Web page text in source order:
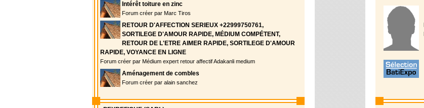
Intérêt toiture en zinc
Forum créer par Marc Tiros
RETOUR D'AFFECTION SERIEUX +22999750761,
SORTILEGE D'AMOUR RAPIDE, MÉDIUM COMPÉTENT,
RETOUR DE L'ETRE AIMER RAPIDE, SORTILEGE D'AMOUR
RAPIDE, VOYANCE EN LIGNE
Forum créer par Médium expert retour affectif Adakanli medium
Aménagement de combles
Forum créer par alain sanchez